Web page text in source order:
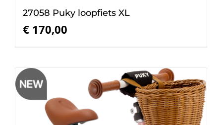
27058 Puky loopfiets XL
€ 170,00